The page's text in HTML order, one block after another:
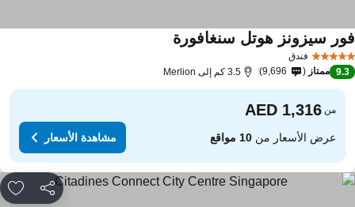
فندق
سيزونز هوتل سنغافورة
9.3 ممتاز 9,696 3.5 كم إلى Merlion
من
عرض الأسعار من10 مواقع مشاهدة الأسعار
مشاركة